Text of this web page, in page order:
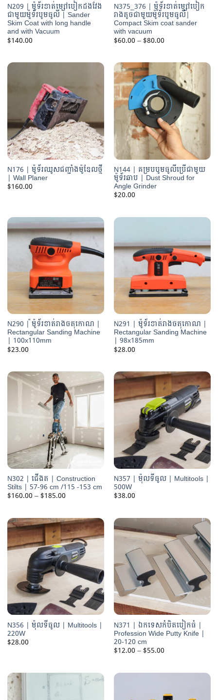
N209 | ម៉ូទ័រខាត់ម្សៅបៀកដងវែង
ជាមួយម៉ូទ័របូមធូលី | Sander
Skim Coat with long handle
and with Vacuum
$140.00
N375_376 | ម៉ូទ័រខាត់ម្សៅបៀក
រាងតូចជាមួយម៉ូទ័របូមធូលី|
Compact Skim coat sander
with vacuum
$60.00 –$80.00Price
range:
$80.00
N176 | ម៉ូទ័រឈូសជញ្ជាំងម៉ូឌែលថ្មី
| Wall Planer
$160.00
N144 | គម្របបូមធូលីប្រើជាមួយ
ម៉ូទ័រឆាប | Dust Shroud for
Angle Grinder
$20.00
N290 | ៉ម៉ូទ័រខាត់រាងចតុកោណ |
Rectangular Sanding Machine
| 100x110mm
$23.00
N291 | ម៉ូទ័រខាត់រាងចតុកោណ |
Rectangular Sanding Machine
| 98x185mm
$28.00
N302 | ជើងត | Construction
Stilts | 57-96 cm /115 -153 cm
$160.00 –$185.00Price
$185.00
N357 | ម៉ុលទីធូល | Multitools |
500W
$38.00
N356 | ម៉ុលទីធូល | Multitools |
220W
$28.00
N371 | ឯកទេសកំបិតបៀកធំ |
Profession Wide Putty Knife |
20-120 cm
$12.00 –$55.00Price
range:
$55.00